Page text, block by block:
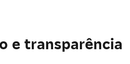
e transparência